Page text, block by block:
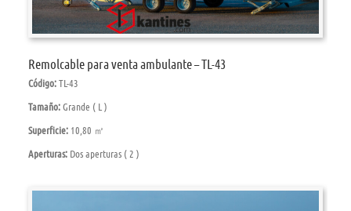
Remolcable para venta ambulante – TL-43
Código:TL-43
Tamaño:Grande ( L )
Superficie: 10,80 ㎡
Aperturas: Dos aperturas ( 2 )